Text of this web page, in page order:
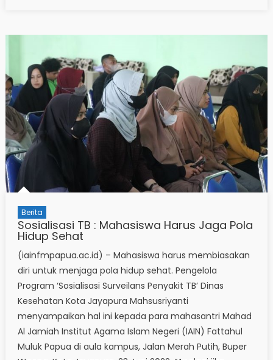
Berita
Sosialisasi TB : Mahasiswa Harus Jaga Pola
Hidup Sehat
(iainfmpapua.ac.id) – Mahasiswa harus membiasakan
diri untuk menjaga pola hidup sehat. Pengelola
Program ‘Sosialisasi Surveilans Penyakit TB’ Dinas
Kesehatan Kota Jayapura Mahsusriyanti
menyampaikan hal ini kepada para mahasantri Mahad
Al Jamiah Institut Agama Islam Negeri (IAIN) Fattahul
Muluk Papua di aula kampus, Jalan Merah Putih, Buper